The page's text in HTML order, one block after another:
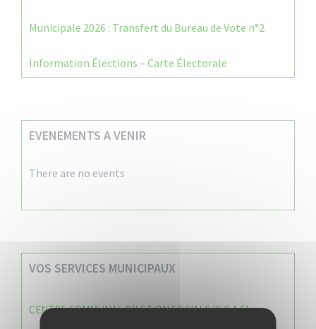
Municipale 2026 : Transfert du Bureau de Vote n°2
Information Élections – Carte Électorale
EVENEMENTS A VENIR
There are no events
VOS SERVICES MUNICIPAUX
CENTRE COMMUNAL D’ACTION SOCIALE (C.C.A.S)